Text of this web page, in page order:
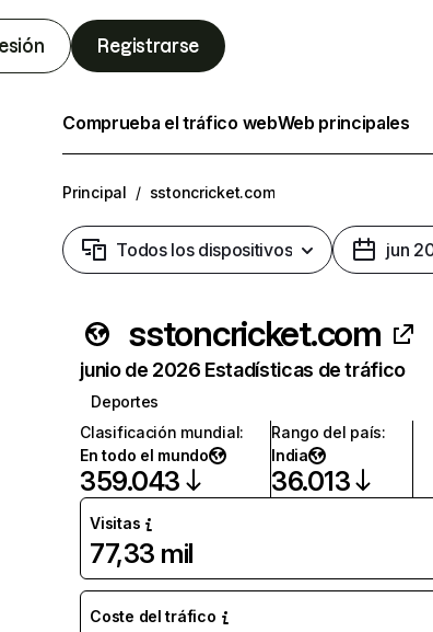
Registrarse
Comprueba el tráfico webWeb principales
Principal / sstoncricket.com
Todos los dispositivos jun
sstoncricket.com
junio de 2026 Estadísticas de tráfico
Deportes
Clasificación mundial:
En todo el mundo
359.043
Rango del país:
India
36.013
Visitas
77,33 mil
Coste del tráfico